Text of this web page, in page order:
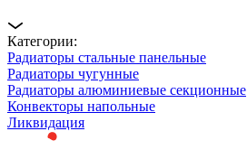
Категории:
Радиаторы стальные панельные
Радиаторы чугунные
Радиаторы алюминиевые секционные
Конвекторы напольные
Ликвидация